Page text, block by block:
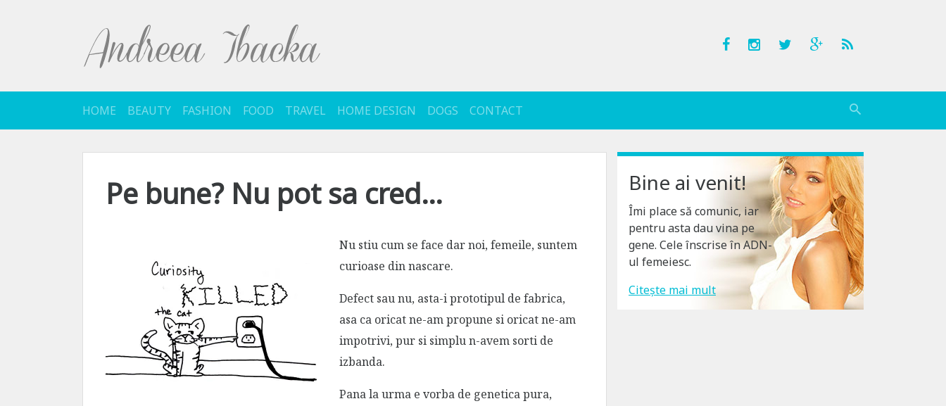
HOME BEAUTY FASHION FOOD TRAVEL HOME DESIGN DOGS CONTACT
Pe bune? Nu pot sa cred…
Nu stiu cum se face dar noi, femeile, suntem
curioase din nascare.
Defect sau nu, asta-i prototipul de fabrica,
asa ca oricat ne-am propune si oricat ne-am
impotrivi, pur si simplu n-avem sorti de
izbanda.
Pana la urma e vorba de genetica pura,
Bine ai venit!
Îmi place să comunic, iar
pentru asta dau vina pe
gene. Cele înscrise în ADN-
ul femeiesc.
Citește mai mult